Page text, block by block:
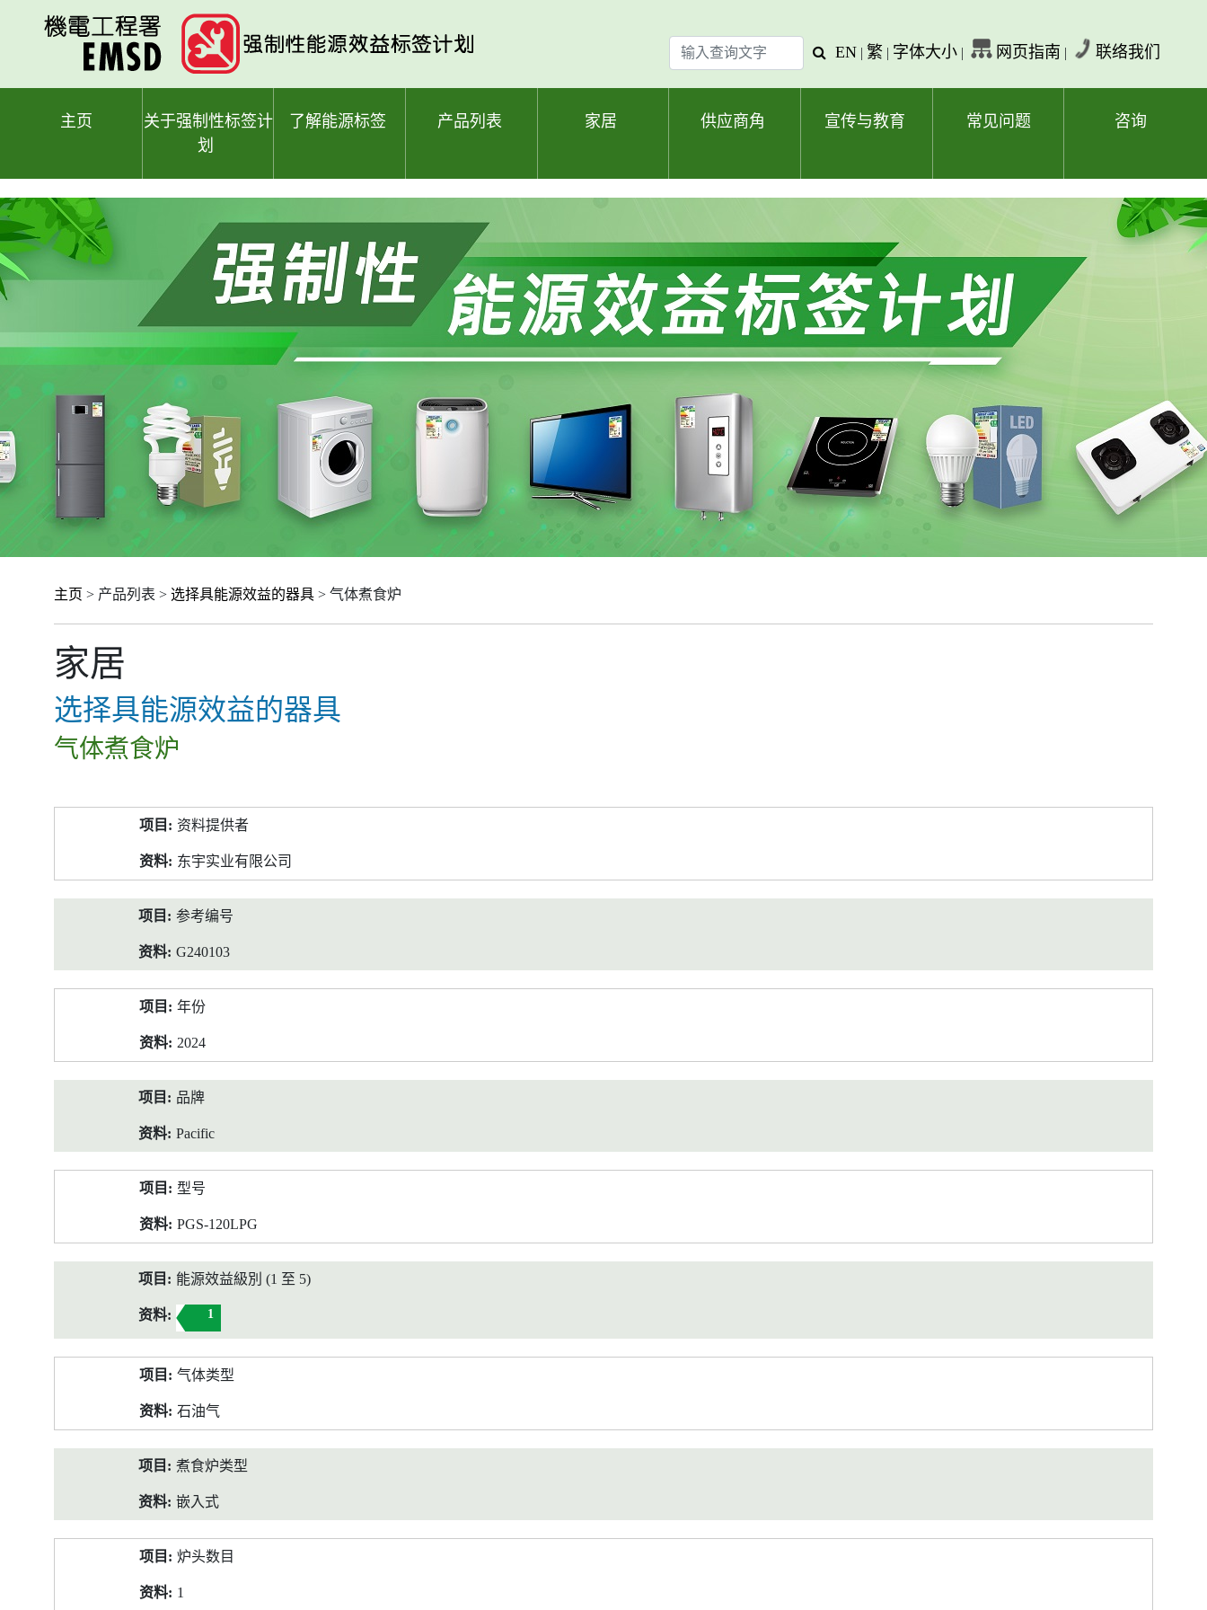
输
入
查
查
字
EN | 繁 | 字体大小 | 网页指南 | 联络我们
主页
关于强制性标签计
划
了解能源标签 产品列表 家居 供应商角 宣传与教育 常见问题 咨询
主页 > 产品列表 > 选择具能源效益的器具 > 气体煮食炉
家居
选择具能源效益的器具
气体煮食炉
料
资料提供者
东宇实业有限公司
参考编号
G240103
年份
2024
品牌
Pacific
型号
PGS-120LPG
能源效益級別 (1 至 5)
1
气体类型
石油气
煮食炉类型
嵌入式
炉头数目
1